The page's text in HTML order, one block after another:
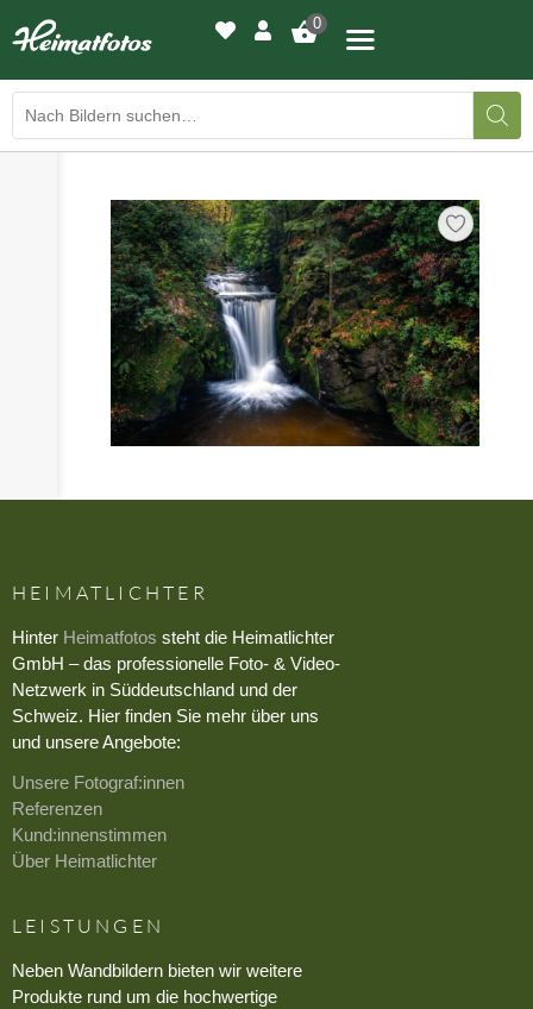
0
BILDERGALERIE
DRUCKQUALITÄTEN
LED-LEUCHTBILDER
WIR DRUCKEN IHR BILD
AUSSTELLUNGEN
HEIMATLICHTER
Hinter Heimatfotos steht die Heimatlichter
GmbH – das professionelle Foto- & Video-
Netzwerk in Süddeutschland und der
Schweiz. Hier finden Sie mehr über uns
und unsere Angebote:
Unsere Fotograf:innen
Referenzen
Kund:innenstimmen
Über Heimatlichter
LEISTUNGEN
Neben Wandbildern bieten wir weitere
Produkte rund um die hochwertige